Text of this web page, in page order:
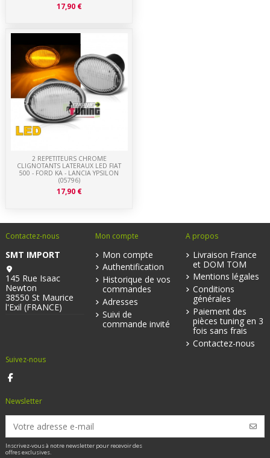
2 REPETITEURS CHROME
CLIGNOTANTS LATERAUX LED FIAT
500 - FORD KA - LANCIA YPSILON
(05796)
17,90 €
17,90 €
Contactez-nous
SMT IMPORT
145 Rue Isaac
Newton
38550 St Maurice
l'Exil (FRANCE)
Mon compte
Mon compte
Authentification
Historique de vos
commandes
Adresses
Suivi de
commande invité
A propos
Livraison France
et DOM TOM
Mentions légales
Conditions
générales
Paiement des
pièces tuning en 3
fois sans frais
Contactez-nous
Suivez-nous
Newsletter
Inscrivez-vous à notre newsletter pour recevoir des
offres exclusives.